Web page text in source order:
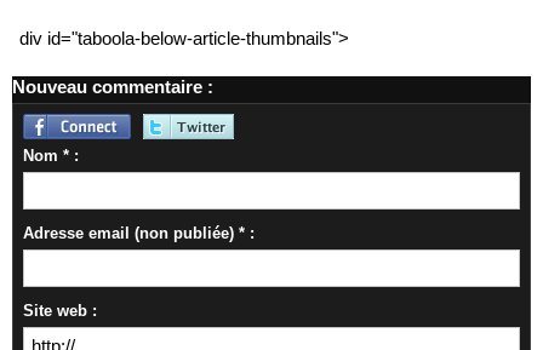
div id="taboola-below-article-thumbnails">
Nouveau commentaire :
Nom * :
Adresse email (non publiée) * :
Site web :